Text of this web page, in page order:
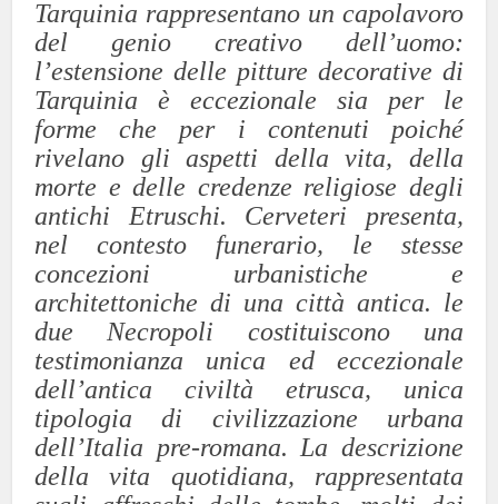
Tarquinia rappresentano un capolavoro
del genio creativo dell’uomo:
l’estensione delle pitture decorative di
Tarquinia è eccezionale sia per le
forme che per i contenuti poiché
rivelano gli aspetti della vita, della
morte e delle credenze religiose degli
antichi Etruschi. Cerveteri presenta,
nel contesto funerario, le stesse
concezioni urbanistiche e
architettoniche di una città antica. le
due Necropoli costituiscono una
testimonianza unica ed eccezionale
dell’antica civiltà etrusca, unica
tipologia di civilizzazione urbana
dell’Italia pre-romana. La descrizione
della vita quotidiana, rappresentata